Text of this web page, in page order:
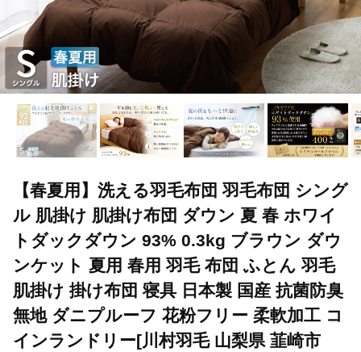
【春夏用】洗える羽毛布団 羽毛布団 シング
ル 肌掛け 肌掛け布団 ダウン 夏 春 ホワイ
トダックダウン 93% 0.3kg ブラウン ダウ
ンケット 夏用 春用 羽毛 布団 ふとん 羽毛
肌掛け 掛け布団 寝具 日本製 国産 抗菌防臭
無地 ダニプルーフ 花粉フリー 柔軟加工 コ
インランドリー[川村羽毛 山梨県 韮崎市